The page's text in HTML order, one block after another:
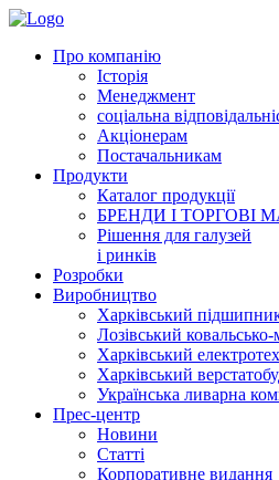
Про компанію
Історія
Менеджмент
соціальна
Акціонерам
Постачальникам
Продукти
Каталог продукції
БРЕНДИ І ТОРГОВІ
Рішення для галузей
і ринків
Розробки
Виробництво
Харківський
Лозівський
Харківський
Харківський
Українська ливарна
Прес-центр
Новини
Статті
Корпоративне видання